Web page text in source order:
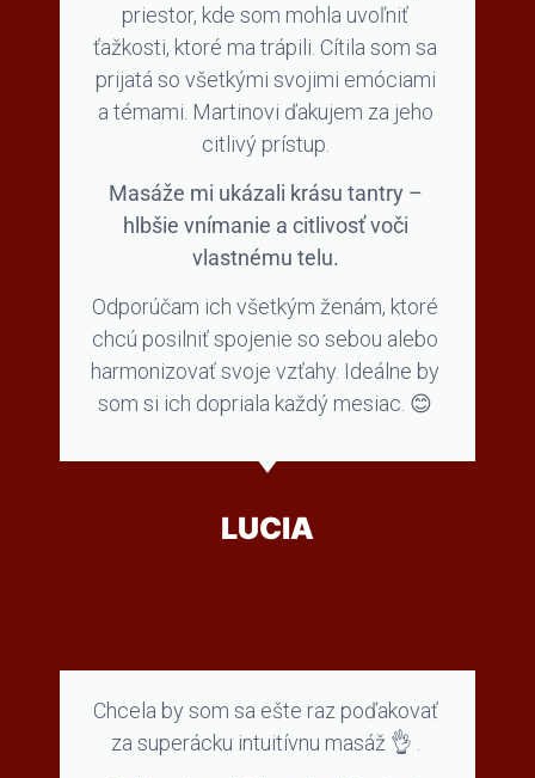
priestor, kde som mohla uvoľniť
ťažkosti, ktoré ma trápili. Cítila som sa
prijatá so všetkými svojimi emóciami
a témami. Martinovi ďakujem za jeho
citlivý prístup.
Masáže mi ukázali krásu tantry –
hlbšie vnímanie a citlivosť voči
vlastnému telu.
Odporúčam ich všetkým ženám, ktoré
chcú posilniť spojenie so sebou alebo
harmonizovať svoje vzťahy. Ideálne by
som si ich dopriala každý mesiac. 😊
LUCIA
Chcela by som sa ešte raz poďakovať
za superácku intuitívnu masáž 👌 .